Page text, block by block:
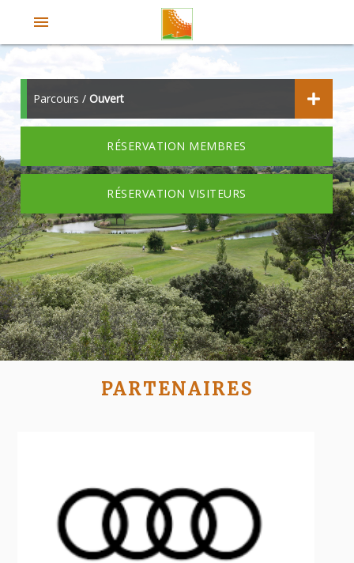
menu
Parcours / Ouvert
RÉSERVATION MEMBRES
RÉSERVATION VISITEURS
PARTENAIRES